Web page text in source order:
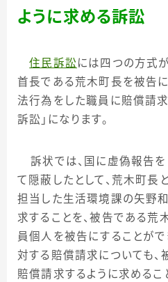
ように求める訴訟
住民訴訟 には四つの方式
首長である荒木町長を被告に
法行為をした職員に賠償請求
訴訟」になります。
訴状では、国に虚偽報告を
て隠蔽したとして、荒木町長
担当した生活環境課の矢野
求することを、被告である荒
員個人を被告にすることが
対する賠償請求についても、
賠償請求するように求めるこ